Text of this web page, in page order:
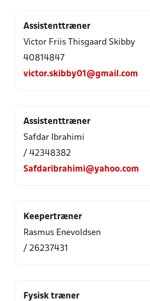
Assistenttræner
Victor Friis Thisgaard Skibby
40814847
victor.skibby01@gmail.com
Assistenttræner
Safdar Ibrahimi
/ 42348382
Safdaribrahimi@yahoo.com
Keepertræner
Rasmus Enevoldsen
/ 26237431
Fysisk træner